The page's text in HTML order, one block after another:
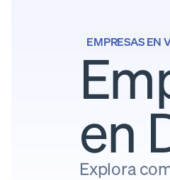
EMPRESAS EN
en
Explora